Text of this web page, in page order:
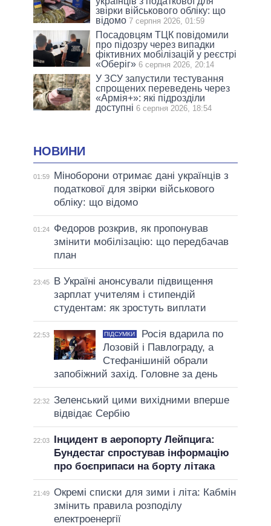
звірки військового обліку: що
відомо 7 серпня 2026, 01:59
Посадовцям ТЦК повідомили
про підозру через випадки
фіктивних мобілізацій у реєстрі
«Оберіг» 6 серпня 2026, 20:14
У ЗСУ запустили тестування
спрощених переведень через
«Армія+»: які підрозділи
доступні 6 серпня 2026, 18:54
НОВИНИ
01:59
Міноборони отримає дані українців з
податкової для звірки військового
обліку: що відомо
01:24
Федоров розкрив, як пропонував
змінити мобілізацію: що передбачав
план
23:45
В Україні анонсували підвищення
зарплат учителям і стипендій
студентам: як зростуть виплати
22:53 ПІДСУМКИ
Росія вдарила по
Лозовій і Павлограду, а
Стефанішиній обрали
запобіжний захід. Головне за день
22:32 Зеленський цими вихідними вперше
відвідає Сербію
22:03
Інцидент в аеропорту Лейпцига:
Бундестаг спростував інформацію
про боєприпаси на борту літака
21:49 Окремі списки для зими і літа: Кабмін
змінить правила розподілу
електроенергії